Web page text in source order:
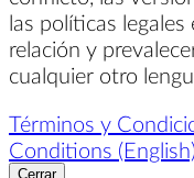
las políticas
relación y
cualquier otro
Términos y
Conditions (English)
Cerrar